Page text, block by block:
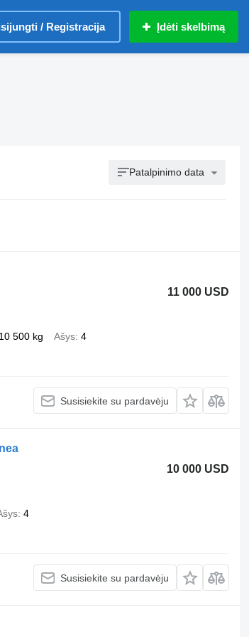
/ Registracija Įdėti skelbimą
Patalpinimo data
11 000 USD
10 500 kg Ašys 4
Susisiekite su pardavėju
10 000 USD
4
Susisiekite su pardavėju